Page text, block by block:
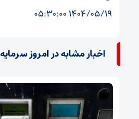
۱۴۰۴/۰۵/۱۹ ۰۵:۳۰:۰۰
اخبار مشابه در امروز سرمایه